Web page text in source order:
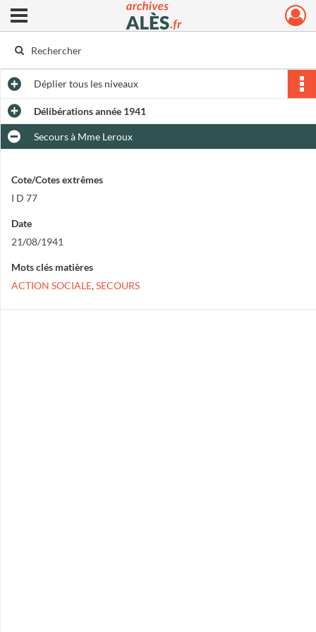
Archives municipales d'Alès
Ouvrir le menu déroulant
Dépliertous les niveaux
Délibérations année 1941
Secours à Mme Leroux
Cote/Cotes extrêmes
I D 77
Date
21/08/1941
Mots clés matières
ACTION SOCIALE,SECOURS